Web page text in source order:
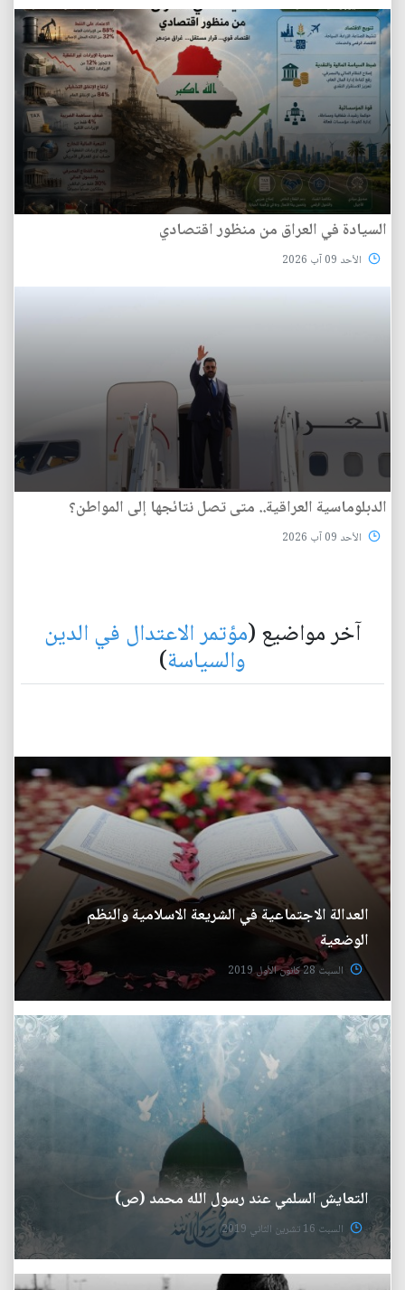
السيادة في العراق من منظور اقتصادي
الأحد 09 آب 2026
الدبلوماسية العراقية.. متى تصل نتائجها إلى المواطن؟
الأحد 09 آب 2026
آخر مواضيع (مؤتمر الاعتدال في الدين
والسياسة)
العدالة الاجتماعية في الشريعة الاسلامية والنظم
الوضعية
السبت 28 كانون الأول 2019
التعايش السلمي عند رسول الله محمد (ص)
السبت 16 تشرين الثاني 2019